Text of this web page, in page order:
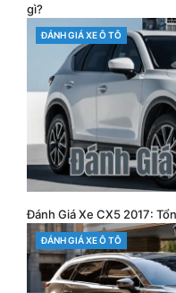
gì?
CATEGORIES
ĐÁNH GIÁ XE Ô TÔ
Đánh Giá Xe CX5 2017:
CATEGORIES
ĐÁNH GIÁ XE Ô TÔ